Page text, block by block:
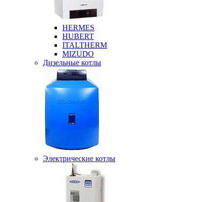
HERMES
HUBERT
ITALTHERM
MIZUDO
Дизельные котлы
Электрические котлы